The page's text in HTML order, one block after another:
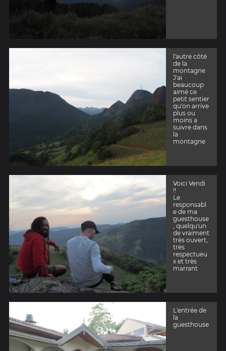
l'autre côté
de la
montagne
J'ai
beaucoup
aimé ce
petit sentier
qu'on arrive
plus ou
moins a
suivre dans
la
montagne
Voici Vendi
!!
Le
responsabl
e de ma
guesthouse
, quelqu'un
de vraiment
très ouvert,
très
respectueu
x et très
marrant
L'entrée de
la
guesthouse